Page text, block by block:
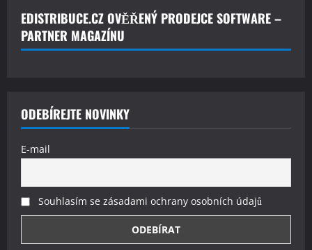
EDISTRIBUCE.CZ OVĚŘENÝ PRODEJCE SOFTWARE –
PARTNER MAGAZÍNU
ODEBÍREJTE NOVINKY
E-mail
Souhlasím se zásadami ochrany osobních údajů